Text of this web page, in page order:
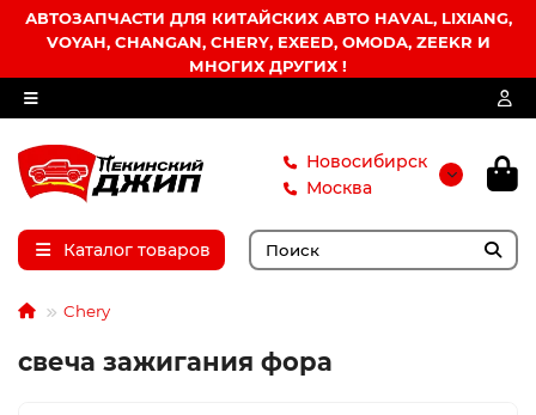
АВТОЗАПЧАСТИ ДЛЯ КИТАЙСКИХ АВТО HAVAL, LIXIANG,
VOYAH, CHANGAN, CHERY, EXEED, OMODA, ZEEKR И
МНОГИХ ДРУГИХ !
Новосибирск
Москва
Каталог товаров
Chery
свеча зажигания фора